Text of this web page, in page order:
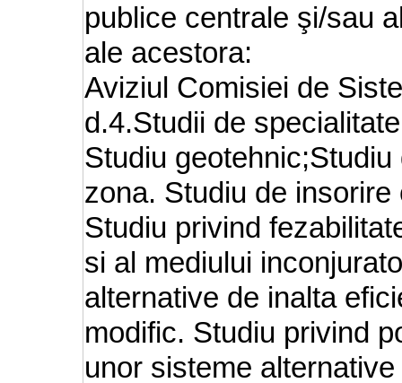
publice centrale şi/sau
ale acestora:
Aviziul Comisiei de
d.4.Studii de
Studiu
zona. Studiu de
Studiu privind
si al mediului
alternative de inalta
modific. Studiu privind
unor sisteme